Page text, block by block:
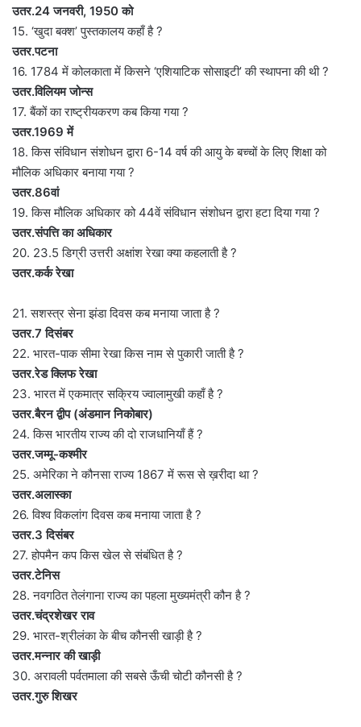
उतर.24 जनवरी, 1950 को
15. ‘खुदा बक्श’ पुस्तकालय कहाँ है ?
उतर.पटना
16. 1784 में कोलकाता में किसने ‘एशियाटिक सोसाइटी’ की स्थापना की थी ?
उतर.विलियम जोन्स
17. बैंकों का राष्ट्रीयकरण कब किया गया ?
उतर.1969 में
18. किस संविधान संशोधन द्वारा 6-14 वर्ष की आयु के बच्चों के लिए शिक्षा को
मौलिक अधिकार बनाया गया ?
उतर.86वां
19. किस मौलिक अधिकार को 44वें संविधान संशोधन द्वारा हटा दिया गया ?
उतर.संपत्ति का अधिकार
20. 23.5 डिग्री उत्तरी अक्षांश रेखा क्या कहलाती है ?
उतर.कर्क रेखा
21. सशस्त्र सेना झंडा दिवस कब मनाया जाता है ?
उतर.7 दिसंबर
22. भारत-पाक सीमा रेखा किस नाम से पुकारी जाती है ?
उतर.रेड क्लिफ रेखा
23. भारत में एकमात्र सक्रिय ज्वालामुखी कहाँ है ?
उतर.बैरन द्वीप (अंडमान निकोबार)
24. किस भारतीय राज्य की दो राजधानियाँ हैं ?
उतर.जम्मू-कश्मीर
25. अमेरिका ने कौनसा राज्य 1867 में रूस से ख़रीदा था ?
उतर.अलास्का
26. विश्व विकलांग दिवस कब मनाया जाता है ?
उतर.3 दिसंबर
27. होपमैन कप किस खेल से संबंधित है ?
उतर.टेनिस
28. नवगठित तेलंगाना राज्य का पहला मुख्यमंत्री कौन है ?
उतर.चंद्रशेखर राव
29. भारत-श्रीलंका के बीच कौनसी खाड़ी है ?
उतर.मन्नार की खाड़ी
30. अरावली पर्वतमाला की सबसे ऊँची चोटी कौनसी है ?
उतर.गुरु शिखर